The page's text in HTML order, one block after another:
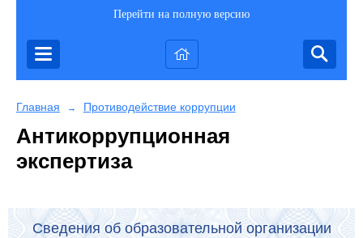
Перейти на полную версию
Главная → Противодействие коррупции
Антикоррупционная
экспертиза
Сведения об образовательной организации